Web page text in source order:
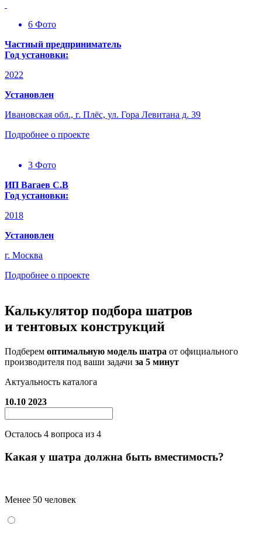
6 Фото
Частный предприниматель
Год установки:
2022
Установлен
Ивановская обл., г. Плёс, ул. Гора Левитана д. 39
Подробнее о проекте
3 Фото
ИП Вагаев С.В
Год установки:
2018
Установлен
г. Москва
Подробнее о проекте
Калькулятор подбора шатров
и тентовых конструкций
Подберем оптимальную модель шатра от официального
производителя под ваши задачи за 5 минут
Актуальность каталога
10.10 2023
Осталось 4 вопроса из 4
Какая у шатра должна быть вместимость?
Менее 50 человек